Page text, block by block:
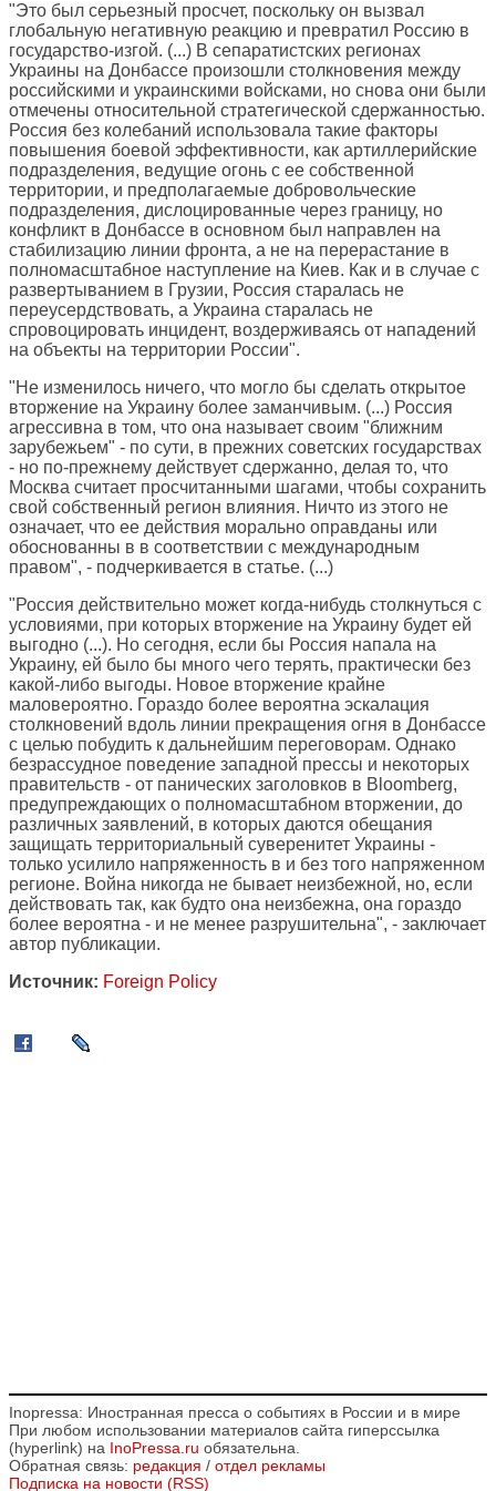
"Это был серьезный просчет, поскольку он вызвал
глобальную негативную реакцию и превратил Россию в
государство-изгой. (...) В сепаратистских регионах
Украины на Донбассе произошли столкновения между
российскими и украинскими войсками, но снова они были
отмечены относительной стратегической сдержанностью.
Россия без колебаний использовала такие факторы
повышения боевой эффективности, как артиллерийские
подразделения, ведущие огонь с ее собственной
территории, и предполагаемые добровольческие
подразделения, дислоцированные через границу, но
конфликт в Донбассе в основном был направлен на
стабилизацию линии фронта, а не на перерастание в
полномасштабное наступление на Киев. Как и в случае с
развертыванием в Грузии, Россия старалась не
переусердствовать, а Украина старалась не
спровоцировать инцидент, воздерживаясь от нападений
на объекты на территории России".
"Не изменилось ничего, что могло бы сделать открытое
вторжение на Украину более заманчивым. (...) Россия
агрессивна в том, что она называет своим "ближним
зарубежьем" - по сути, в прежних советских государствах
- но по-прежнему действует сдержанно, делая то, что
Москва считает просчитанными шагами, чтобы сохранить
свой собственный регион влияния. Ничто из этого не
означает, что ее действия морально оправданы или
обоснованны в в соответствии с международным
правом", - подчеркивается в статье. (...)
"Россия действительно может когда-нибудь столкнуться с
условиями, при которых вторжение на Украину будет ей
выгодно (...). Но сегодня, если бы Россия напала на
Украину, ей было бы много чего терять, практически без
какой-либо выгоды. Новое вторжение крайне
маловероятно. Гораздо более вероятна эскалация
столкновений вдоль линии прекращения огня в Донбассе
с целью побудить к дальнейшим переговорам. Однако
безрассудное поведение западной прессы и некоторых
правительств - от панических заголовков в Bloomberg,
предупреждающих о полномасштабном вторжении, до
различных заявлений, в которых даются обещания
защищать территориальный суверенитет Украины -
только усилило напряженность в и без того напряженном
регионе. Война никогда не бывает неизбежной, но, если
действовать так, как будто она неизбежна, она гораздо
более вероятна - и не менее разрушительна", - заключает
автор публикации.
Источник: Foreign Policy
Inopressa: Иностранная пресса о событиях в России и в мире
При любом использовании материалов сайта гиперссылка
(hyperlink) на InoPressa.ru обязательна.
Обратная связь: редакция / отдел рекламы
Подписка на новости (RSS)